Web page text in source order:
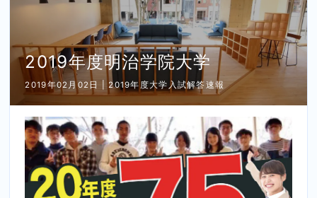
2019年度明治学院大学
2019年02月02日 | 2019年度大学入試解答速報